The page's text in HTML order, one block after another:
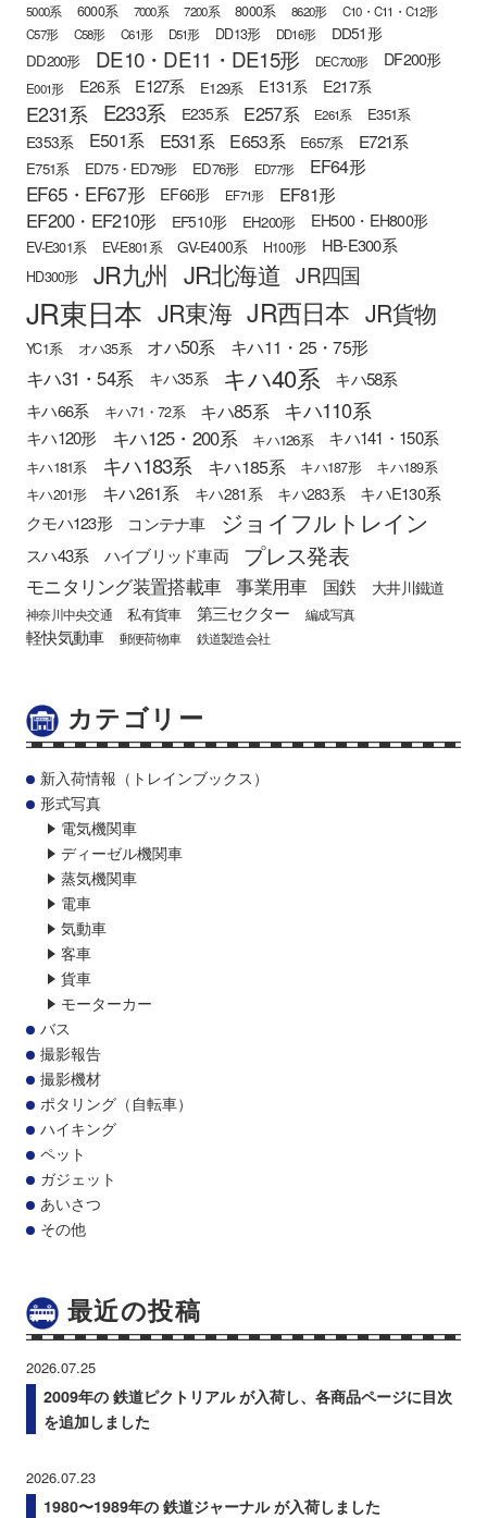
5000系 6000系 7000系 7200系 8000系 8620形
C10・C11・C12形
C57形
C58形 C61形 D51形 DD13形 DD16形 DD51形
DD200形 DE10・DE11・DE15形 DEC700形 DF200形
E001形 E26系 E127系 E129系 E131系 E217系
E231系 E233系 E235系 E257系 E261系 E351系
E353系 E501系 E531系 E653系 E657系 E721系
E751系 ED75・ED79形 ED76形 ED77形 EF64形
EF65・EF67形 EF66形 EF71形
EF81形
EF200・EF210形
EF510形 EH200形 EH500・EH800形
EV-E301系 EV-E801系 GV-E400系 H100形 HB-E300系
HD300形 JR九州 JR北海道 JR四国
JR東日本 JR東海 JR西日本 JR貨物
YC1系 オハ35系 オハ50系 キハ11・25・75形
キハ31・54系 キハ35系 キハ40系 キハ58系
キハ66系 キハ71・72系 キハ85系 キハ110系
キハ120形 キハ125・200系 キハ126系 キハ141・150系
キハ181系 キハ183系 キハ185系 キハ187形
キハ189系
キハ201形
キハ261系 キハ281系 キハ283系
キハE130系
クモハ123形
コンテナ車 ジョイフルトレイン
スハ43系 ハイブリッド車両 プレス発表
モニタリング装置搭載車 事業用車 国鉄 大井川鐵道
神奈川中央交通 私有貨車 第三セクター 編成写真
軽快気動車 郵便荷物車 鉄道製造会社
カテゴリー
新入荷情報（トレインブックス）
形式写真
電気機関車
ディーゼル機関車
蒸気機関車
電車
気動車
客車
貨車
モーターカー
バス
撮影報告
撮影機材
ポタリング（自転車）
ハイキング
ペット
ガジェット
あいさつ
その他
最近の投稿
2026.07.25
2009年の 鉄道ピクトリアル が入荷し、各商品ページに目次
を追加しました
2026.07.23
1980〜1989年の 鉄道ジャーナル が入荷しました